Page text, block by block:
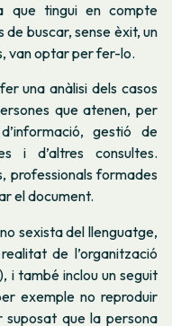
que tingui en compte
de buscar, sense èxit, un
van optar per fer-lo.
una anàlisi dels casos
que atenen, per
gestió de
i d’altres consultes.
professionals formades
el document.
sexista del llenguatge,
de l’organització
i també inclou un seguit
exemple no reproduir
que la persona